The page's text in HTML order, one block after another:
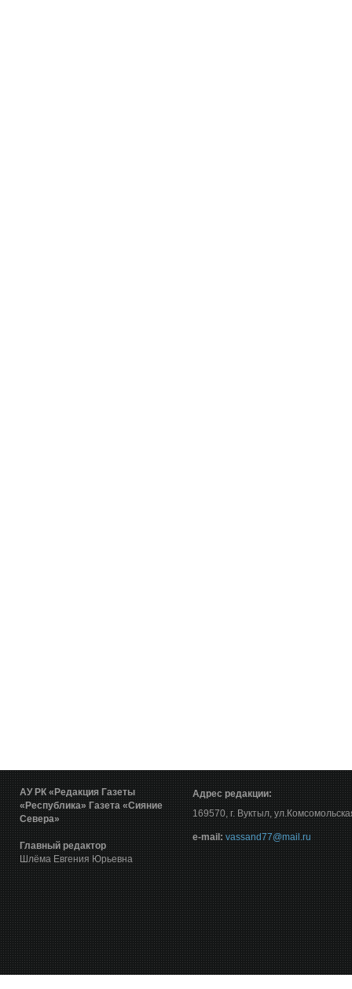
АУ РК «Редакция Газеты
«Республика» Газета «Сияние
Севера»
Главный редактор
Шлёма Евгения Юрьевна
Адрес редакции:
169570, г. Вуктыл,
е-mail: vassand77@mail.ru